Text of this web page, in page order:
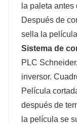
la paleta antes
Después de
sella la
Sistema de
PLC
inversor.
Película
después de
la película se